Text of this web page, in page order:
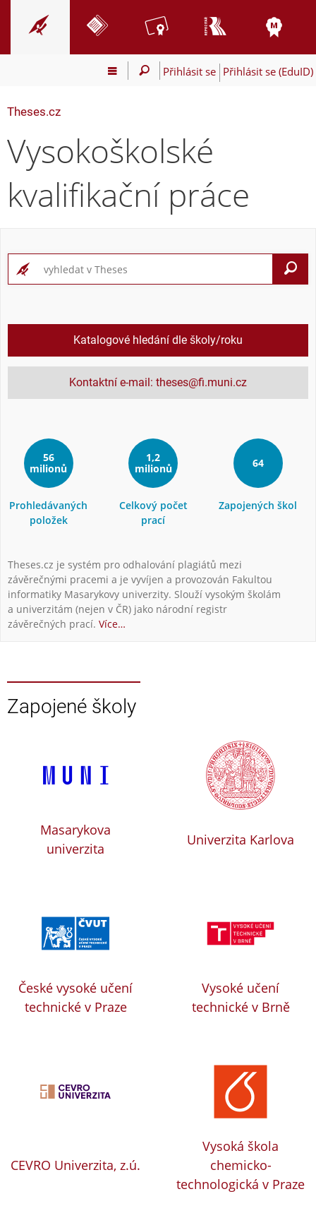
Přihlásit se Přihlásit se (EduID)
Theses.cz
Vysokoškolské
kvalifikační práce
Katalogové hledání dle školy/roku
Kontaktní e-mail: theses@fi.muni.cz
56
milionů
Prohledávaných
položek
1,2
milionů
Celkový počet
prací
64
Zapojených škol
Theses.cz je systém pro odhalování plagiátů mezi
závěrečnými pracemi a je vyvíjen a provozován Fakultou
informatiky Masarykovy univerzity. Slouží vysokým školám
a univerzitám (nejen v ČR) jako národní registr
závěrečných prací. Více…
Zapojené školy
Masarykova
univerzita
Univerzita Karlova
České vysoké učení
technické v Praze
Vysoké učení
technické v Brně
CEVRO Univerzita, z.ú.
Vysoká škola
chemicko-
technologická v Praze